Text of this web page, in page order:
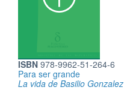
ISBN 978-9962-51-264-6
Para ser grande
La vida de Basilio Gonzalez